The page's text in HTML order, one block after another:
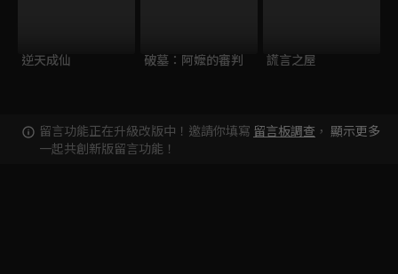
逆天成仙 破墓：阿嬤的審判 謊言之屋
留言功能正在升級改版中！邀請你填寫 留言板調查 ，
一起共創新版留言功能！
顯示更多